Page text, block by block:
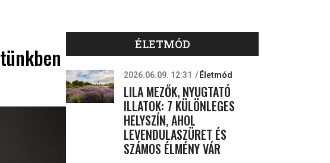
ÉLETMÓD
2026.06.09. 12:31 Életmód
LILA MEZŐK, NYUGTATÓ
ILLATOK: 7 KÜLÖNLEGES
HELYSZÍN, AHOL
LEVENDULASZÜRET ÉS
SZÁMOS ÉLMÉNY VÁR